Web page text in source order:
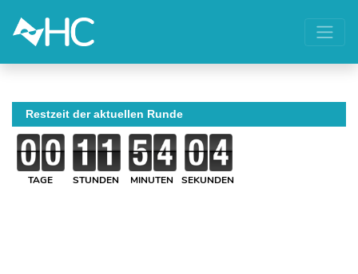
Restzeit der aktuellen Runde
TAGE STUNDEN MINUTEN SEKUNDEN